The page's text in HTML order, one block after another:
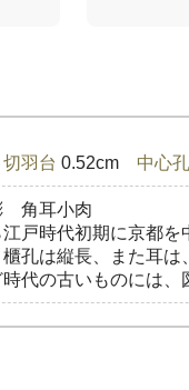
切羽台 0.52cm 中心
角耳小肉
戸時代初期に京都
孔は縦長、また耳
代の古いものには、